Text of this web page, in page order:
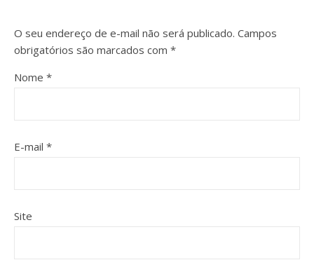
O seu endereço de e-mail não será publicado. Campos
obrigatórios são marcados com *
Nome *
E-mail *
Site